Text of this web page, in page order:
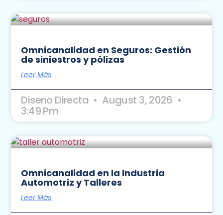
Omnicanalidad en Seguros: Gestión
de siniestros y pólizas
Leer Más
Diseno Directa August 3, 2026
3:49 Pm
Omnicanalidad en la Industria
Automotriz y Talleres
Leer Más